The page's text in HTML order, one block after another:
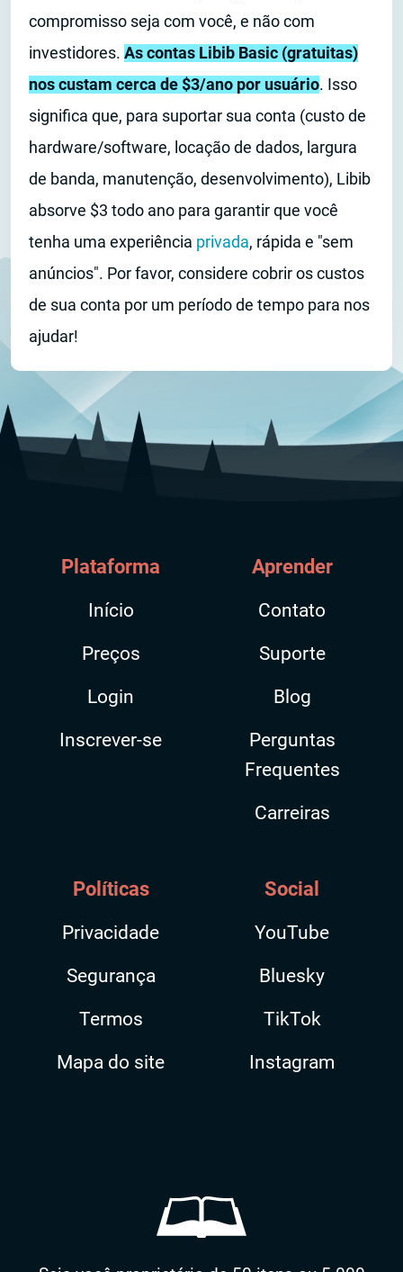
compromisso seja com você, e não com
investidores.As contas Libib Basic (gratuitas)
nos custam cerca de $3/ano por usuário. Isso
significa que, para suportar sua conta (custo de
hardware/software, locação de dados, largura
de banda, manutenção, desenvolvimento), Libib
absorve $3 todo ano para garantir que você
tenha uma experiência privada, rápida e "sem
anúncios". Por favor, considere cobrir os custos
de sua conta por um período de tempo para nos
ajudar!
Plataforma
Início
Preços
Login
Inscrever-se
Aprender
Contato
Suporte
Blog
Perguntas
Frequentes
Carreiras
Políticas
Privacidade
Segurança
Termos
Mapa do site
Social
YouTube
Bluesky
TikTok
Instagram